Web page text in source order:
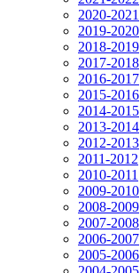
2020-2021
2019-2020
2018-2019
2017-2018
2016-2017
2015-2016
2014-2015
2013-2014
2012-2013
2011-2012
2010-2011
2009-2010
2008-2009
2007-2008
2006-2007
2005-2006